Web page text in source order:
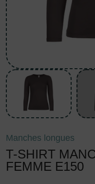
Manches longues
T-SHIRT
FEMME E150